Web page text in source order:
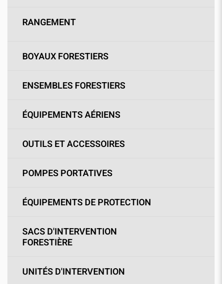
RANGEMENT
BOYAUX FORESTIERS
ENSEMBLES FORESTIERS
ÉQUIPEMENTS AÉRIENS
OUTILS ET ACCESSOIRES
POMPES PORTATIVES
ÉQUIPEMENTS DE PROTECTION
SACS D'INTERVENTION
FORESTIÈRE
UNITÉS D'INTERVENTION